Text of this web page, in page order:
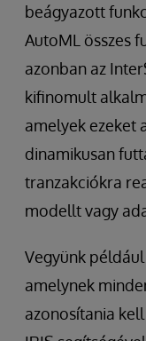
beágyazott
AutoML összes
azonban az
kifinomult
amelyek ezeket
dinamikusan
tranzakciókra
modellt vagy
Vegyünk
amelynek
azonosítania